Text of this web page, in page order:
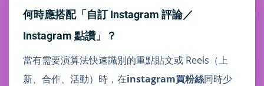
何時應搭配「自訂 Instagram 評論／
Instagram 點讚」？
當有需要演算法快速識別的重點貼文或 Reels（上
新、合作、活動）時，在instagram買粉絲同時少